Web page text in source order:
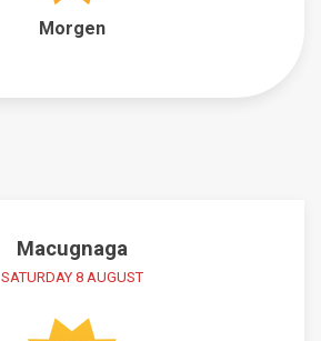
Morgen
Macugnaga
SATURDAY 8 AUGUST